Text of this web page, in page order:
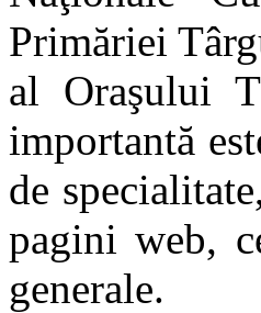
Primăriei
al Oraşului
importantă
de
pagini web,
generale.